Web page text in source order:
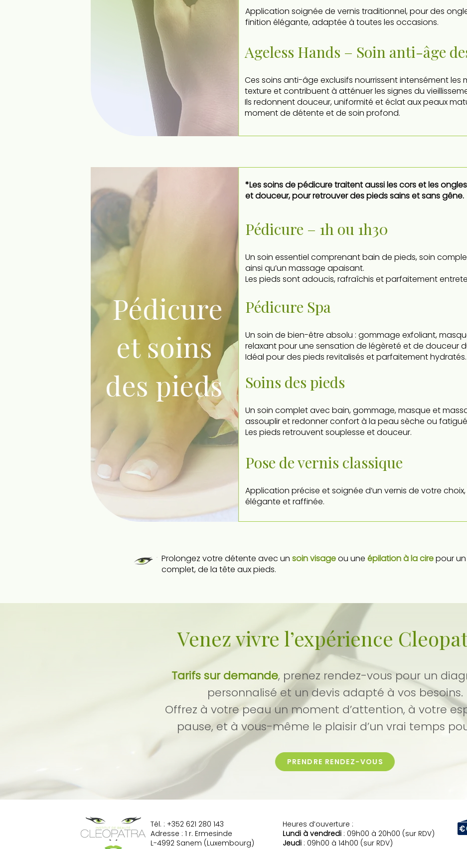
Application soignée de vernis traditionnel, pour des
finition élégante, adaptée à toutes les occasions.
Ageless Hands – Soin anti-âge
Ces soins anti-âge exclusifs nourrissent intensément les
texture et contribuent à atténuer les signes du
Ils redonnent douceur, uniformité et éclat aux peaux
moment de détente et de soin profond.
Pédicure
et soins
des pieds
*Les soins de pédicure traitent aussi les cors et les
et douceur, pour retrouver des pieds sains et sans gêne.
Pédicure – 1h ou 1h30
Un soin essentiel comprenant bain de pieds, soin
ainsi qu’un massage apaisant.
Les pieds sont adoucis, rafraîchis et parfaitement
Pédicure Spa
Un soin de bien-être absolu : gommage exfoliant,
relaxant pour une sensation de légèreté et de douceur
Idéal pour des pieds revitalisés et parfaitement hydratés.
Soins des pieds
Un soin complet avec bain, gommage, masque et
assouplir et redonner confort à la peau sèche ou
Les pieds retrouvent souplesse et douceur.
Pose de vernis classique
Application précise et soignée d’un vernis de votre
élégante et raffinée.
Prolongez votre détente avec un soin visageou une épilation à la cirepour
complet, de la tête aux pieds.
Venez vivre l’expérience
Tarifs sur demande, prenez rendez-vous pour un
personnalisé et un devis adapté à vos besoins.​
Offrez à votre peau un moment d’attention, à votre
pause, et à vous-même le plaisir d’un vrai temps
PRENDRE RENDEZ-VOUS
Tél. :+352 621 280 143
Adresse : 1 r. Ermesinde
L-4992 Sanem (Luxembourg)
Heures d’ouverture :
Lundi à vendredi : 09h00 à 20h00 (sur RDV)
Jeudi : 09h00 à 14h00 (sur RDV)